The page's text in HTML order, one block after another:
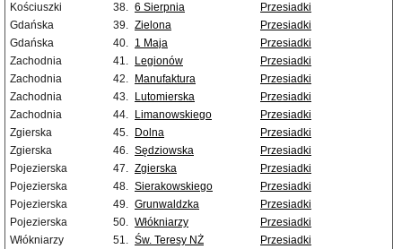
Kościuszki
38. 6 Sierpnia
Przesiadki
Gdańska
39. Zielona
Przesiadki
Gdańska
40. 1 Maja
Przesiadki
Zachodnia
41. Legionów
Przesiadki
Zachodnia
42. Manufaktura
Przesiadki
Zachodnia
43. Lutomierska
Przesiadki
Zachodnia
44. Limanowskiego
Przesiadki
Zgierska
45. Dolna
Przesiadki
Zgierska
46. Sędziowska
Przesiadki
Pojezierska
47. Zgierska
Przesiadki
Pojezierska
48. Sierakowskiego
Przesiadki
Pojezierska
49. Grunwaldzka
Przesiadki
Pojezierska
50. Włókniarzy
Przesiadki
Włókniarzy
51. Św. Teresy NŻ
Przesiadki